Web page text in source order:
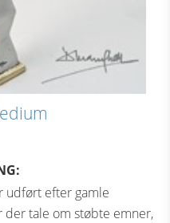
udført efter gamle
tale om støbte emner,